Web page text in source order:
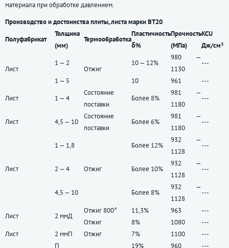
материала при обработке давлением.
Производство и достоинства плиты, листа марки ВТ20
Полуфабрикат
Толщина
(мм)
Термообработка
Пластичность
δ%
Прочность
(МПа)
KCU
Дж/см³
Лист
1 — 2
Отжиг
10 — 12%
980 —
1130
---
1 — 5 10 961
---
Лист
1 — 4
Состояние
поставки
Более 8%
981 —
1180
---
Лист 4,5 — 10
Состояние
поставки
Более 6%
981 —
1180
---
Лист
1 — 1,8
Отжиг
Более 12%
932 —
1128
---
2 — 4 Более 10%
932 —
1128
---
4,5 — 10 Более 8%
932 —
1128
---
Лист 2 ммД
Отжиг 800° 11,3% 963
---
Отжиг
8% 1080
---
Лист
2 ммП Отжиг 7% 1100
---
П 19% 960
---